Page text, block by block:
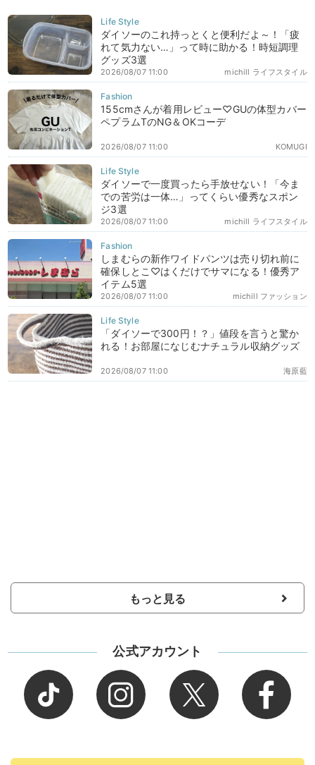
ダイソーのこれ持っとくと便利だよ～！「疲
れて気力ない…」って時に助かる！時短調理
グッズ3選
michill ライフスタイル
2026/08/07 11:00
155cmさんが着用レビュー♡GUの体型カバー
ペプラムTのNG＆OKコーデ
KOMUGI
2026/08/07 11:00
ダイソーで一度買ったら手放せない！「今ま
での苦労は一体…」ってくらい優秀なスポン
ジ3選
michill ライフスタイル
2026/08/07 11:00
しまむらの新作ワイドパンツは売り切れ前に
確保しとこ♡はくだけでサマになる！優秀ア
イテム5選
michill ファッション
2026/08/07 11:00
「ダイソーで300円！？」値段を言うと驚か
れる！お部屋になじむナチュラル収納グッズ
海原藍
2026/08/07 11:00
もっと見る
公式アカウント